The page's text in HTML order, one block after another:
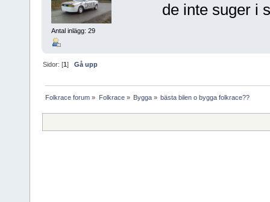
Antal inlägg: 29
de inte suger i
Sidor: [1]Gå upp
Folkrace forum » Folkrace» Bygga» bästa bilen o bygga folkrace??